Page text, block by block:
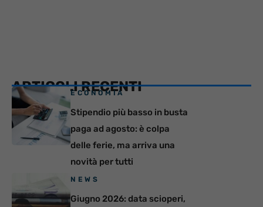
ARTICOLI RECENTI
ECONOMIA
Stipendio più basso in busta
paga ad agosto: è colpa
delle ferie, ma arriva una
novità per tutti
NEWS
Giugno 2026: data scioperi,